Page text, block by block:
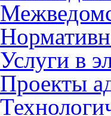
Услуги в
Проекты